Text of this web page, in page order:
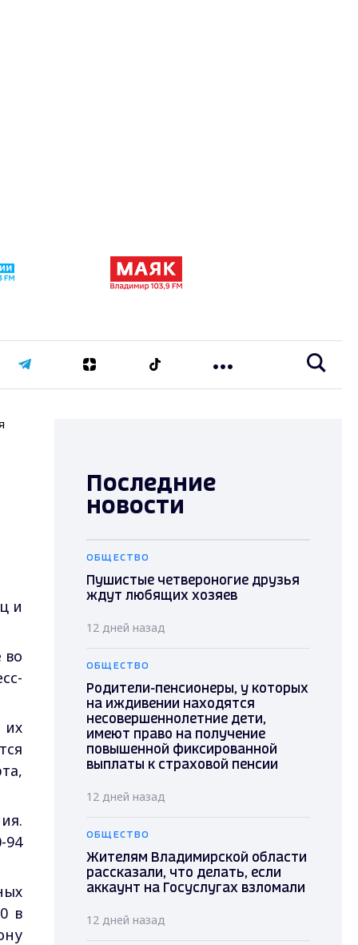
и
во
их
94
в
Последние
новости
ОБЩЕСТВО
Пушистые четвероногие друзья
ждут любящих хозяев
12 дней назад
ОБЩЕСТВО
Родители-пенсионеры, у которых
на иждивении находятся
несовершеннолетние дети,
имеют право на получение
повышенной фиксированной
выплаты к страховой пенсии
12 дней назад
ОБЩЕСТВО
Жителям Владимирской области
рассказали, что делать, если
аккаунт на Госуслугах взломали
12 дней назад